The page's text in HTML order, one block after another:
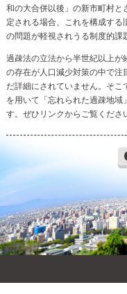
和の大合併以後」の新市町村と
定される場合、これを構成す
の問題が軽視されうる制度的課
過疎法の立法から半世紀以上が
の存在が人口減少対策の中で注
だ詳細にされていません。そこ
を用いて「忘れられた過疎地
す。ぜひリンクからご覧くださ